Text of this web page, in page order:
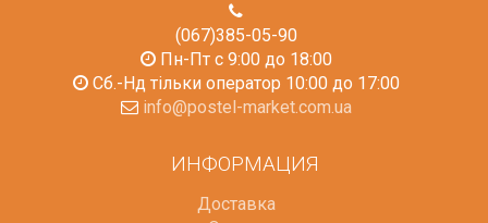
(067)385-05-90
Пн-Пт с 9:00 до 18:00
Сб.-Нд тільки оператор 10:00 до 17:00
info@postel-market.com.ua
ИНФОРМАЦИЯ
Доставка